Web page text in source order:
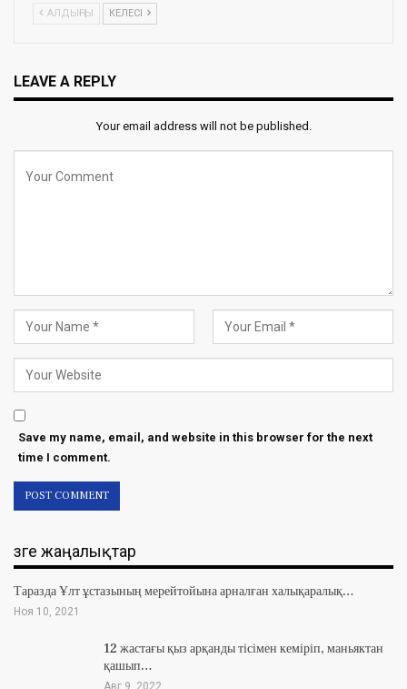
АЛДЫҢҒЫ КЕЛЕСІ
LEAVE A REPLY
Your email address will not be published.
Save my name, email, and website in this browser for the next
time I comment.
Өзге жаңалықтар
Таразда Ұлт ұстазының мерейтойына арналған халықаралық…
Ноя 10, 2021
12 жастағы қыз арқанды тісімен кеміріп, маньяктан
қашып…